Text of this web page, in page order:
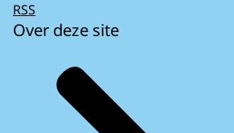
RSS
Over deze site